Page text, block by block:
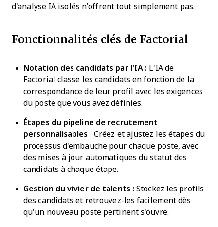
d'analyse IA isolés n'offrent tout simplement pas.
Fonctionnalités clés de Factorial
Notation des candidats par l'IA : L'IA de
Factorial classe les candidats en fonction de la
correspondance de leur profil avec les exigences
du poste que vous avez définies.
Étapes du pipeline de recrutement
personnalisables : Créez et ajustez les étapes du
processus d'embauche pour chaque poste, avec
des mises à jour automatiques du statut des
candidats à chaque étape.
Gestion du vivier de talents : Stockez les profils
des candidats et retrouvez-les facilement dès
qu'un nouveau poste pertinent s'ouvre.